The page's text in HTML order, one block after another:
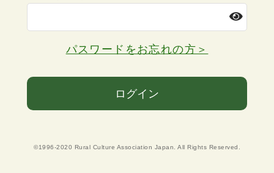
パスワードをお忘れの方＞
ログイン
©1996-2020 Rural Culture Association Japan. All Rights Reserved.